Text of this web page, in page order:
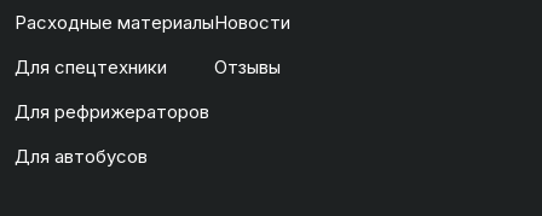
Расходные материалы
Для спецтехники
Для рефрижераторов
Для автобусов
Новости
Отзывы